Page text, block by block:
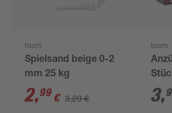
toom
Spielsand beige 0-2
mm 25 kg
2,99 € 3,29 €
toom
3,